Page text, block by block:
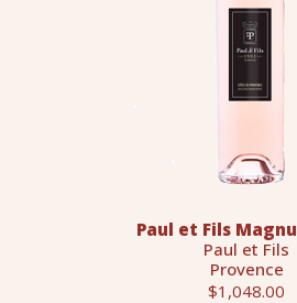
Paul et Fils
Paul et Fils
Provence
$1,048.00